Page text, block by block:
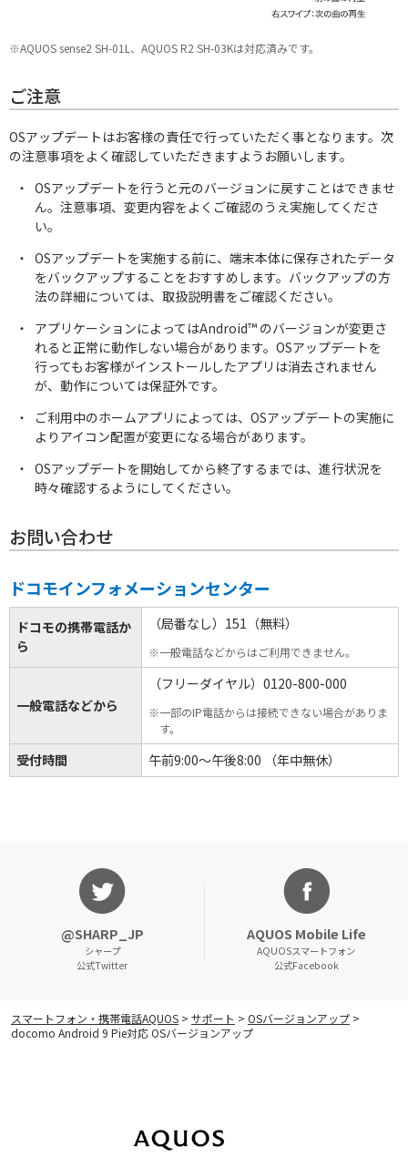
AQUOSマスターガイド
ニュース
一覧を見る
※AQUOS sense2 SH-01L、AQUOS R2 SH-03Kは対応済みです。
ご注意
OSアップデートはお客様の責任で行っていただく事となります。次
の注意事項をよく確認していただきますようお願いします。
OSアップデートを行うと元のバージョンに戻すことはできませ
ん。注意事項、変更内容をよくご確認のうえ実施してくださ
い。
OSアップデートを実施する前に、端末本体に保存されたデータ
をバックアップすることをおすすめします。バックアップの方
法の詳細については、取扱説明書をご確認ください。
アプリケーションによってはAndroid™ のバージョンが変更さ
れると正常に動作しない場合があります。OSアップデートを
行ってもお客様がインストールしたアプリは消去されません
が、動作については保証外です。
ご利用中のホームアプリによっては、OSアップデートの実施に
よりアイコン配置が変更になる場合があります。
OSアップデートを開始してから終了するまでは、進行状況を
時々確認するようにしてください。
お問い合わせ
ドコモインフォメーションセンター
ドコモの携帯電話か
ら
（局番なし）151（無料）
※一般電話などからはご利用できません。
一般電話などから
（フリーダイヤル）0120-800-000
※一部のIP電話からは接続できない場合がありま
す。
受付時間 午前9:00～午後8:00 （年中無休）
@SHARP_JP
シャープ
公式Twitter
AQUOS Mobile Life
AQUOSスマートフォン
公式Facebook
スマートフォン・携帯電話AQUOS > サポート > OSバージョンアップ >
docomo Android 9 Pie対応 OSバージョンアップ